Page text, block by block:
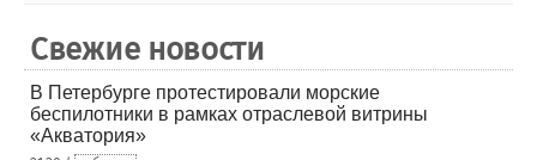
Свежие новости
В Петербурге протестировали морские
беспилотники в рамках отраслевой витрины
«Акватория»